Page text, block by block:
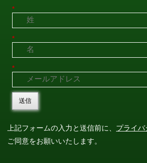
*
*
*
送信
上記フォームの入力と送信前に、 プライ
ご同意をお願いいたします。